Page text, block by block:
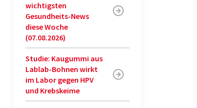
wichtigsten
Gesundheits-News
diese Woche
(07.08.2026)
Studie: Kaugummi aus
Lablab-Bohnen wirkt
im Labor gegen HPV
und Krebskeime